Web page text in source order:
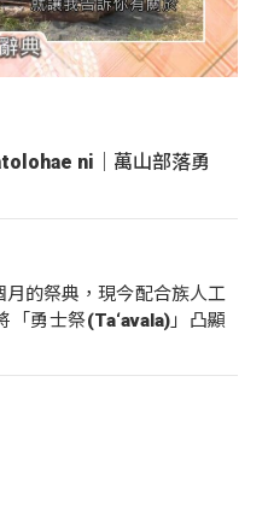
ni｜萬山部落勇
的祭典，現今配合族人工
「勇士祭(Ta‘avala)」凸顯